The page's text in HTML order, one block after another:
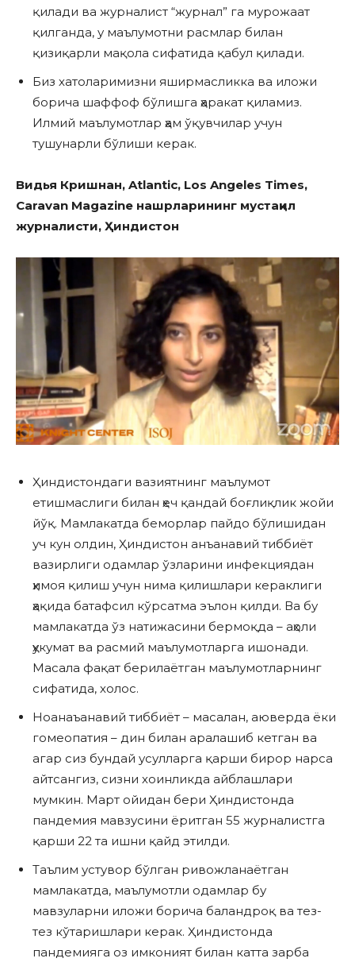
қилади ва журналист “журнал” га мурожаат
қилганда, у маълумотни расмлар билан
қизиқарли мақола сифатида қабул қилади.
Биз хатоларимизни яширмасликка ва иложи
борича шаффоф бўлишга ҳаракат қиламиз.
Илмий маълумотлар ҳам ўқувчилар учун
тушунарли бўлиши керак.
Видья Кришнан, Atlantic, Los Angeles Times,
Caravan Magazine нашрларининг мустақил
журналисти, Ҳиндистон
Ҳиндистондаги вазиятнинг маълумот
етишмаслиги билан ҳеч қандай боғлиқлик жойи
йўқ. Мамлакатда беморлар пайдо бўлишидан
уч кун олдин, Ҳиндистон анъанавий тиббиёт
вазирлиги одамлар ўзларини инфекциядан
ҳимоя қилиш учун нима қилишлари кераклиги
ҳақида батафсил кўрсатма эълон қилди. Ва бу
мамлакатда ўз натижасини бермоқда – аҳоли
ҳукумат ва расмий маълумотларга ишонади.
Масала фақат берилаётган маълумотларнинг
сифатида, холос.
Ноанаъанавий тиббиёт – масалан, аюверда ёки
гомеопатия – дин билан аралашиб кетган ва
агар сиз бундай усулларга қарши бирор нарса
айтсангиз, сизни хоинликда айблашлари
мумкин. Март ойидан бери Ҳиндистонда
пандемия мавзусини ёритган 55 журналистга
қарши 22 та ишни қайд этилди.
Таълим устувор бўлган ривожланаётган
мамлакатда, маълумотли одамлар бу
мавзуларни иложи борича баландроқ ва тез-
тез кўтаришлари керак. Ҳиндистонда
пандемияга оз имконият билан катта зарба